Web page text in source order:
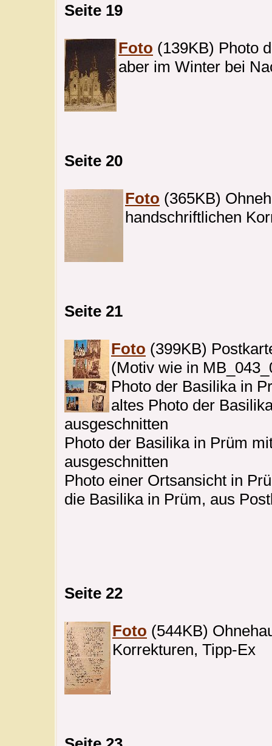
Seite 19
Foto (139KB) Photo
aber im Winter bei
Seite 20
Foto (365KB)
handschriftlichen
Seite 21
Foto (399KB)
(Motiv wie in
Photo der Basilika in
altes Photo der
ausgeschnitten
Photo der Basilika in Prüm
ausgeschnitten
Photo einer Ortsansicht in
die Basilika in Prüm, aus
Seite 22
Foto (544KB)
Korrekturen, Tipp-Ex